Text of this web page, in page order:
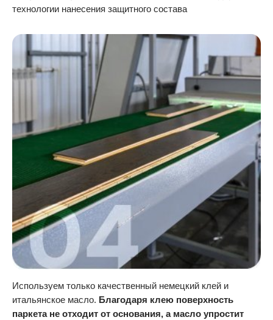
технологии нанесения защитного состава
Используем только качественный немецкий клей и
итальянское масло. Благодаря клею поверхность
паркета не отходит от основания, а масло упростит